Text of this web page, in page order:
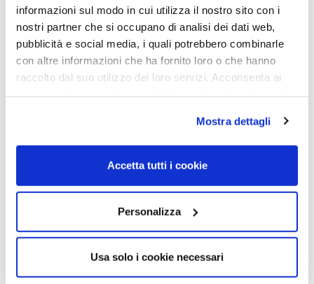
informazioni sul modo in cui utilizza il nostro sito con i
nostri partner che si occupano di analisi dei dati web,
pubblicità e social media, i quali potrebbero combinarle
con altre informazioni che ha fornito loro o che hanno
raccolto dal suo utilizzo dei loro servizi. Acconsenta ai
Mostra dettagli
Accetta tutti i cookie
Personalizza
Usa solo i cookie necessari
Showing the single result
OCCHIALI DA VISTA
OCCHIALE DA VISTA PRADA
PR 05WV – 3891O1
BLACK/HAVANA Calibro 53